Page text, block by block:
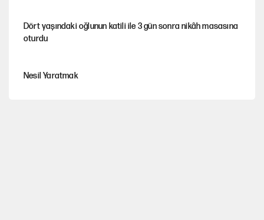
Dört yaşındaki oğlunun katili ile 3 gün sonra nikâh masasına
oturdu
Nesil Yaratmak